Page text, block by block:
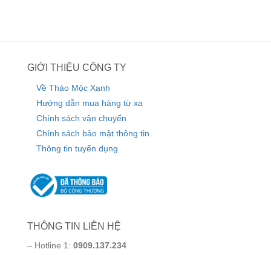
GIỚI THIỆU CÔNG TY
Về Thảo Mộc Xanh
Hướng dẫn mua hàng từ xa
Chính sách vận chuyển
Chính sách bảo mật thông tin
Thông tin tuyển dụng
THÔNG TIN LIÊN HỆ
– Hotline 1: 0909.137.234